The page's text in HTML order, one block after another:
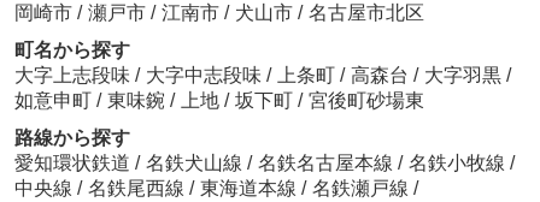
岡崎市 / 瀬戸市 / 江南市 / 犬山市 / 名古屋市北区
町名から探す
大字上志段味 / 大字中志段味 / 上条町 / 高森台 / 大字羽黒 /
如意申町 / 東味鋺 / 上地 / 坂下町 / 宮後町砂場東
路線から探す
愛知環状鉄道 / 名鉄犬山線 / 名鉄名古屋本線 / 名鉄小牧線 /
中央線 / 名鉄尾西線 / 東海道本線 / 名鉄瀬戸線 /